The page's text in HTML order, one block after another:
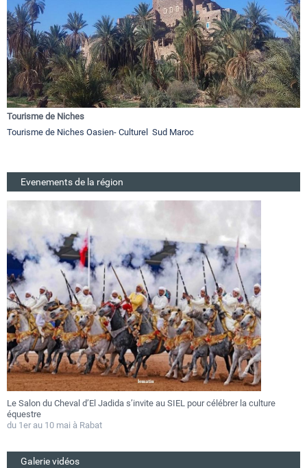
Tourisme de Niches
Tourisme de Niches Oasien- Culturel Sud Maroc
Evenements de la région
du Cheval d’El Jadida s’invite au SIEL pour célébrer la culture
au 10 mai à Rabat
Festival
Galerie vidéos